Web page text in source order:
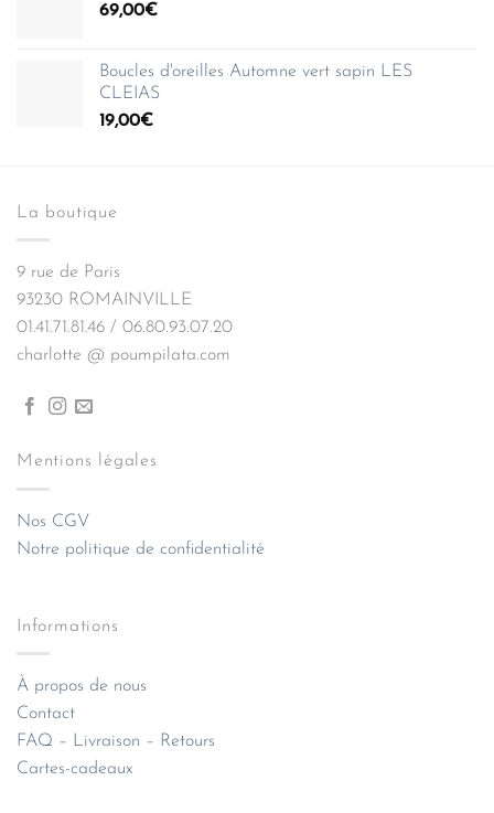
69,00€
Boucles d'oreilles Automne vert sapin LES
CLEIAS
19,00€
La boutique
9 rue de Paris
93230 ROMAINVILLE
01.41.71.81.46 / 06.80.93.07.20
charlotte @ poumpilata.com
Mentions légales
Nos CGV
Notre politique de confidentialité
Informations
À propos de nous
Contact
FAQ – Livraison – Retours
Cartes-cadeaux